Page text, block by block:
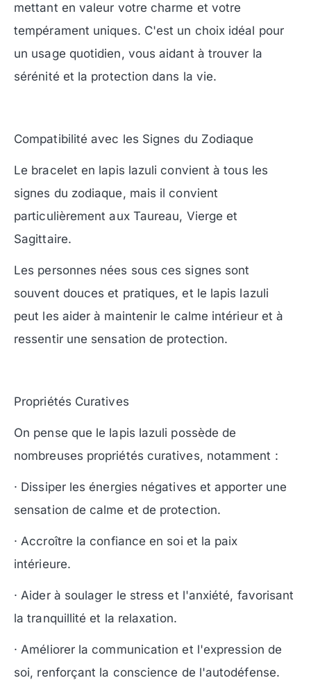
mettant en valeur votre charme et votre
tempérament uniques. C'est un choix idéal pour
un usage quotidien, vous aidant à trouver la
sérénité et la protection dans la vie.
Compatibilité avec les Signes du Zodiaque
Le bracelet en lapis lazuli convient à tous les
signes du zodiaque, mais il convient
particulièrement aux Taureau, Vierge et
Sagittaire.
Les personnes nées sous ces signes sont
souvent douces et pratiques, et le lapis lazuli
peut les aider à maintenir le calme intérieur et à
ressentir une sensation de protection.
Propriétés Curatives
On pense que le lapis lazuli possède de
nombreuses propriétés curatives, notamment :
· Dissiper les énergies négatives et apporter une
sensation de calme et de protection.
· Accroître la confiance en soi et la paix
intérieure.
· Aider à soulager le stress et l'anxiété, favorisant
la tranquillité et la relaxation.
· Améliorer la communication et l'expression de
soi, renforçant la conscience de l'autodéfense.